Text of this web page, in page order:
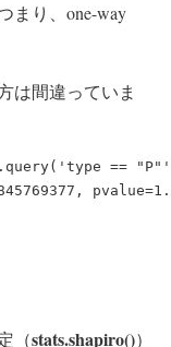
まり、one-way
は間違っていま
==
（stats.shapiro()）